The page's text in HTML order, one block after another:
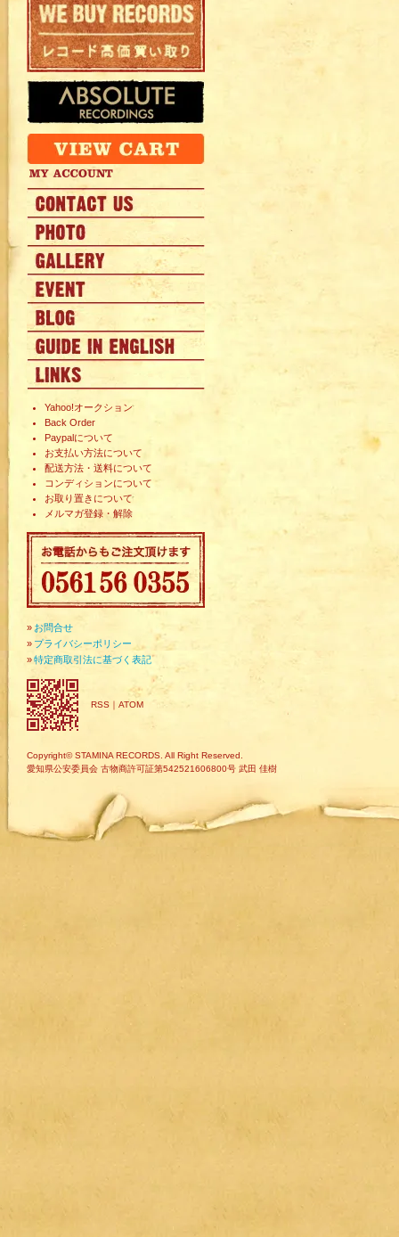
Yahoo!オークション
Back Order
Paypalについて
お支払い方法について
配送方法・送料について
コンディションについて
お取り置きについて
メルマガ登録・解除
» お問合せ
» プライバシーポリシー
»特定商取引法に基づく表記
RSS ｜ ATOM
Copyright© STAMINA RECORDS. All Right Reserved.
愛知県公安委員会 古物商許可証第542521606800号 武田 佳樹